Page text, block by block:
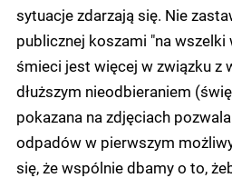
sytuacje zdarzają się. Nie
publicznej koszami "na wszelki
śmieci jest więcej w związku z
dłuższym nieodbieraniem
pokazana na zdjęciach
odpadów w pierwszym
się, że wspólnie dbamy o to,